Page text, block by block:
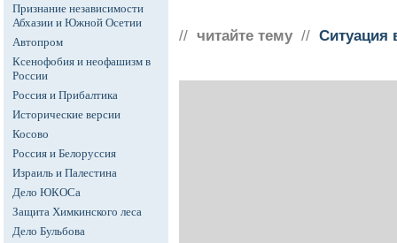
Признание независимости
Абхазии и Южной Осетии
Автопром
Ксенофобия и неофашизм в
России
Россия и Прибалтика
Исторические версии
Косово
Россия и Белоруссия
Израиль и Палестина
Дело ЮКОСа
Защита Химкинского леса
Дело Бульбова
// читайте тему // Ситуация